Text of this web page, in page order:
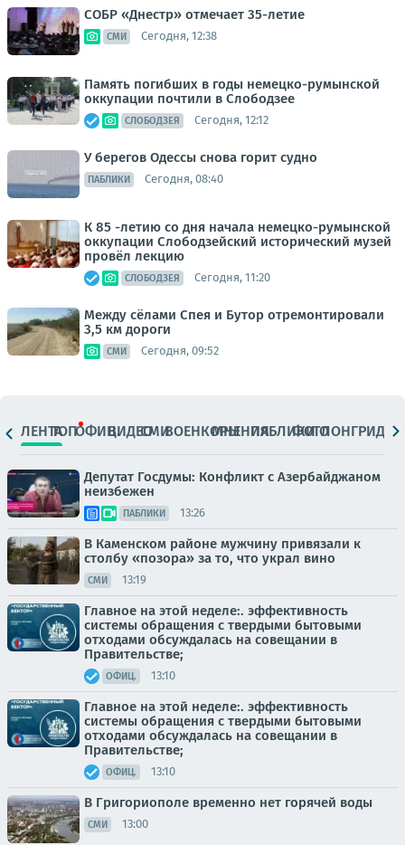
СОБР «Днестр» отмечает 35-летие
СМИ Сегодня, 12:38
Память погибших в годы немецко-румынской
оккупации почтили в Слободзее
СЛОБОДЗЕЯ Сегодня, 12:12
У берегов Одессы снова горит судно
ПАБЛИКИ Сегодня, 08:40
К 85 -летию со дня начала немецко-румынской
оккупации Слободзейский исторический музей
провёл лекцию
СЛОБОДЗЕЯ Сегодня, 11:20
Между сёлами Спея и Бутор отремонтировали
3,5 км дороги
СМИ Сегодня, 09:52
ЛЕНТАТОПОФИЦ.ВИДЕОСМИВОЕНКОРЫМНЕНИЯПАБЛИКИ
ФОТОЛОНГРИДЫ
Депутат Госдумы: Конфликт с Азербайджаном
неизбежен
ПАБЛИКИ 13:26
В Каменском районе мужчину привязали к
столбу «позора» за то, что украл вино
СМИ 13:19
Главное на этой неделе:. эффективность
системы обращения с твердыми бытовыми
отходами обсуждалась на совещании в
Правительстве;
ОФИЦ. 13:10
Главное на этой неделе:. эффективность
системы обращения с твердыми бытовыми
отходами обсуждалась на совещании в
Правительстве;
ОФИЦ. 13:10
В Григориополе временно нет горячей воды
СМИ 13:00